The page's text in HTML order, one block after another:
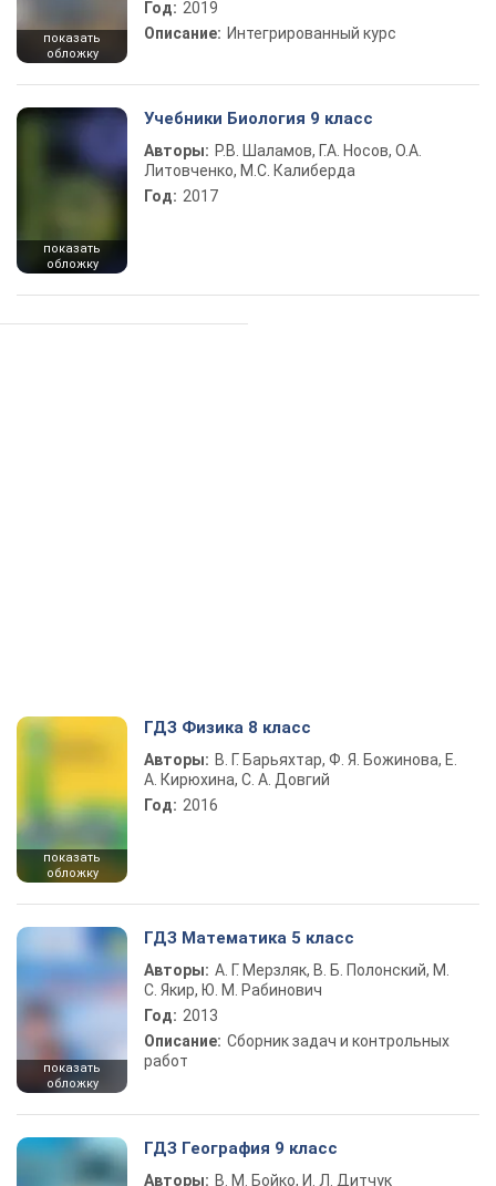
показать
обложку
Год: 2019
Описание: Интегрированный курс
показать
обложку
Учебники Биология 9 класс
Авторы: Р.В. Шаламов, Г.А. Носов, О.А.
Литовченко, М.С. Калиберда
Год: 2017
показать
обложку
ГДЗ Физика 8 класс
Авторы: В. Г. Барьяхтар, Ф. Я. Божинова, Е.
А. Кирюхина, С. А. Довгий
Год: 2016
показать
обложку
ГДЗ Математика 5 класс
Авторы: А. Г. Мерзляк, В. Б. Полонский, М.
С. Якир, Ю. М. Рабинович
Год: 2013
Описание: Сборник задач и контрольных
работ
ГДЗ География 9 класс
Авторы: В. М. Бойко, И. Л. Дитчук